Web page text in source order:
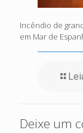
Incêndio de
em Mar de
Deixe um